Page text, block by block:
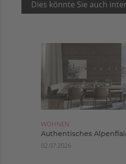
Dies könnte Sie auch
WOHNEN
Authentisches
02.07.2026